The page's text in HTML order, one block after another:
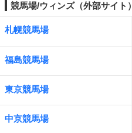
競馬場/ウィンズ（外部サイト）
札幌競馬場
福島競馬場
東京競馬場
中京競馬場